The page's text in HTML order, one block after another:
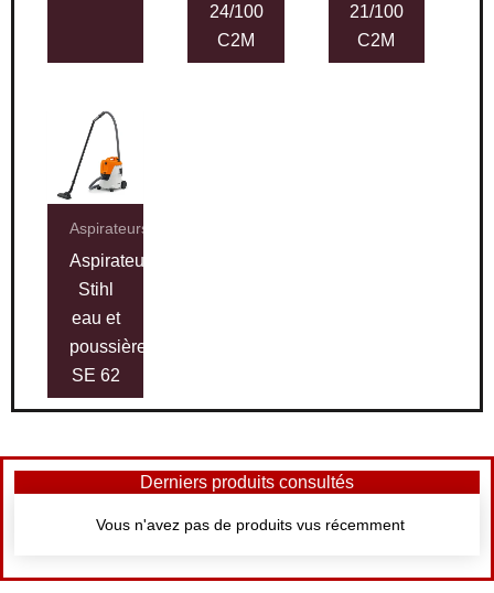
24/100
C2M
21/100
C2M
Aspirateurs
Aspirateur
Stihl
eau et
poussières
SE 62
Derniers produits consultés
Vous n'avez pas de produits vus récemment